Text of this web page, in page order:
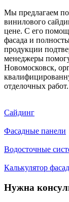
Мы предлагаем
винилового
цене. С его
фасада и
продукции
менеджеры
Новомосковск,
отделочных работ.
Сайдинг
Фасадные панели
Водосточные
Калькулятор
Нужна